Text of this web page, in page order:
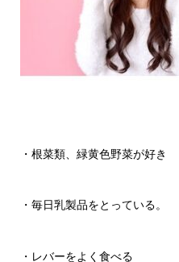
・根菜類、緑黄色野菜が好き
・毎日乳製品をとっている。
・レバーをよく食べる